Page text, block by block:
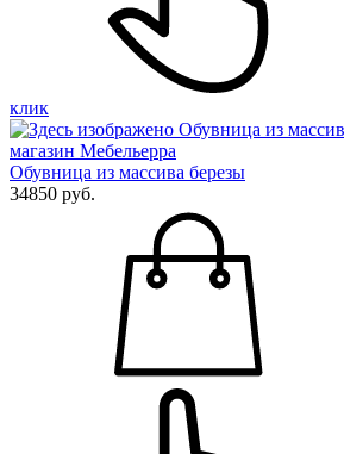
клик
Обувница из массива березы
34850 руб.